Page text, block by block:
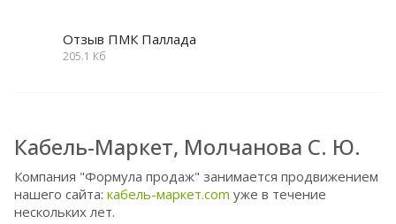
Отзыв ПМК Паллада
205.1 Кб
Кабель-Маркет, Молчанова С. Ю.
Компания "Формула продаж" занимается продвижением
нашего сайта: кабель-маркет.com уже в течение
нескольких лет.